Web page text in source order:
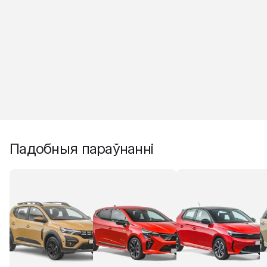
Падобныя параўнанні